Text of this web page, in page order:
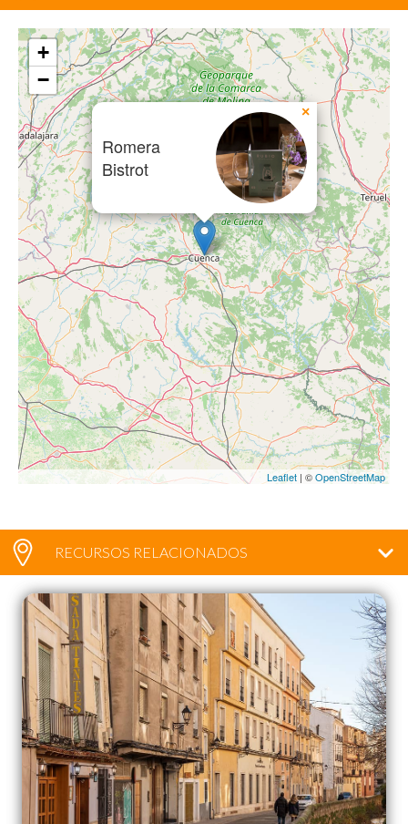
Romera
Bistrot
×
+
−
Leaflet | ©OpenStreetMap
RECURSOS RELACIONADOS